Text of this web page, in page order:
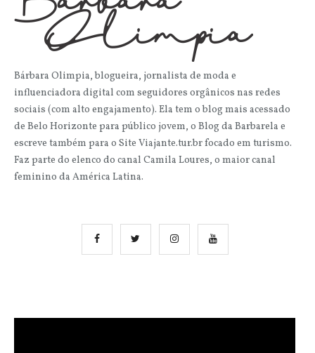
Bárbara Olimpia, blogueira, jornalista de moda e
influenciadora digital com seguidores orgânicos nas redes
sociais (com alto engajamento). Ela tem o blog mais acessado
de Belo Horizonte para público jovem, o Blog da Barbarela e
escreve também para o Site Viajante.tur.br focado em turismo.
Faz parte do elenco do canal Camila Loures, o maior canal
feminino da América Latina.